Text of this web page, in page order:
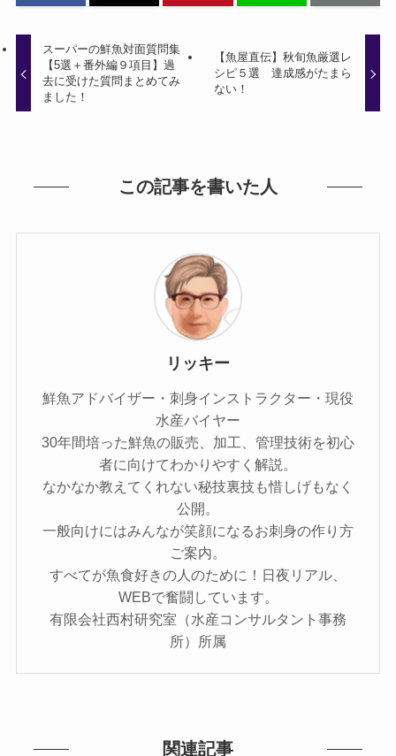
スーパーの鮮魚対面質問集
【5選＋番外編９項目】過
去に受けた質問まとめてみ
ました！
【魚屋直伝】秋旬魚厳選レ
シピ５選 達成感がたまら
ない！
この記事を書いた人
リッキー
鮮魚アドバイザー・刺身インストラクター・現役
水産バイヤー
30年間培った鮮魚の販売、加工、管理技術を初心
者に向けてわかりやすく解説。
なかなか教えてくれない秘技裏技も惜しげもなく
公開。
一般向けにはみんなが笑顔になるお刺身の作り方
ご案内。
すべてが魚食好きの人のために！日夜リアル、
WEBで奮闘しています。
有限会社西村研究室（水産コンサルタント事務
所）所属
関連記事